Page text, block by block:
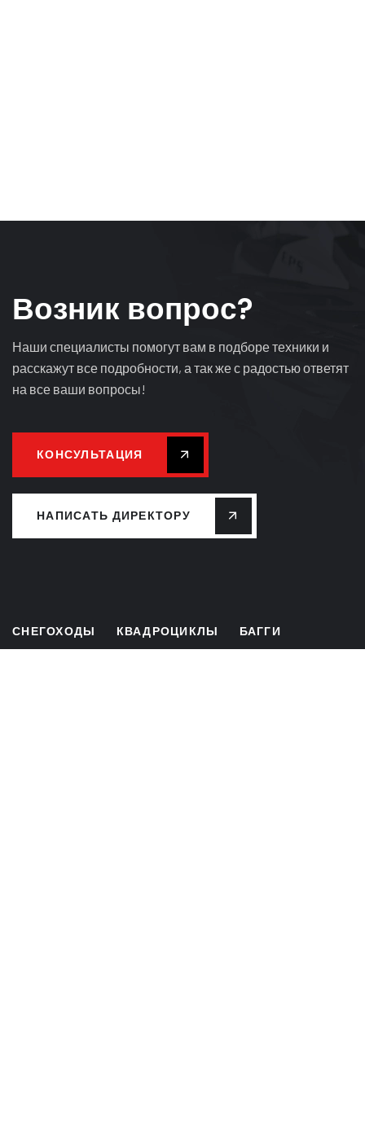
Возник вопрос?
Наши специалисты помогут вам в подборе техники и
расскажут все подробности, а так же с радостью ответят
на все ваши вопросы!
КОНСУЛЬТАЦИЯ
НАПИСАТЬ ДИРЕКТОРУ
СНЕГОХОДЫ КВАДРОЦИКЛЫ БАГГИ